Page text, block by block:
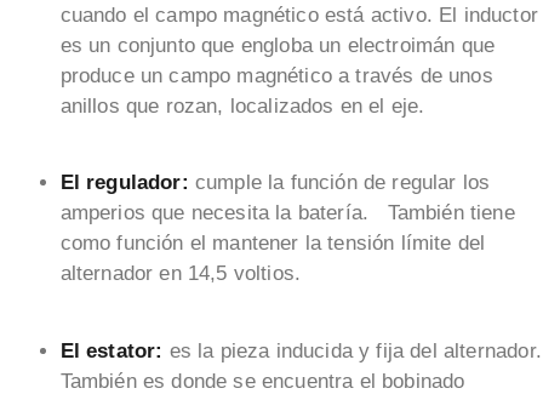
cuando el campo magnético está activo. El inductor
es un conjunto que engloba un electroimán que
produce un campo magnético a través de unos
anillos que rozan, localizados en el eje.
El regulador: cumple la función de regular los
amperios que necesita la batería. También tiene
como función el mantener la tensión límite del
alternador en 14,5 voltios.
El estator: es la pieza inducida y fija del alternador.
También es donde se encuentra el bobinado